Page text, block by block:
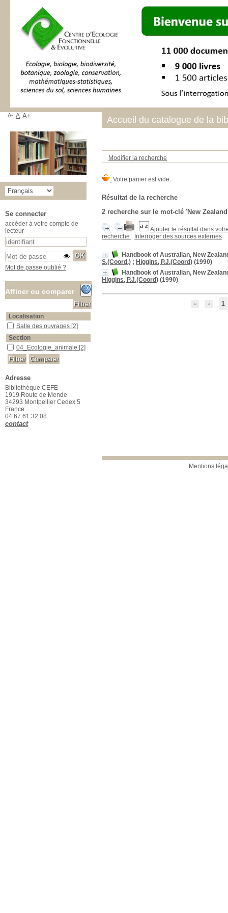
Modifier la recherche
Résultat de la recherche
2 recherche sur le mot-clé 'New
Ajouter le résultat dans
recherche
Interroger des sources externes
Handbook of Australian, New
S.(Coord.) ; Higgins, P.J.(Coord) (1990)
Handbook of Australian, New
Higgins, P.J.(Coord) (1990)
1
Mentions
Accueil du catalogue de la
A- A A+
Se connecter
accéder à votre compte de
lecteur
Mot de passe oublié ?
Affiner ou comparer
Localisation
Salle des ouvrages
Salle des ouvrages [2]
Section
04_Ecologie_animale
04_Ecologie_animale [2]
Adresse
Bibliothèque CEFE
1919 Route de Mende
34293 Montpellier Cedex 5
France
04.67.61.32.08
contact